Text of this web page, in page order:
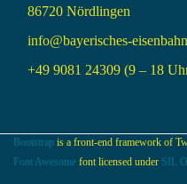
86720 Nördlingen
info@bayerisches-
+49 9081 24309 (9 – 18
Bootstrap is a front-end framework of
Font Awesome font licensed under SIL